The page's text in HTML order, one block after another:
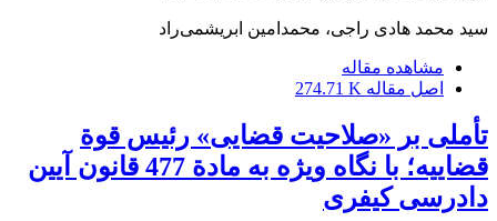
سید محمد هادی راجی، محمدامین ابریشمی‌راد
مشاهده مقاله
اصل مقاله 274.71 K
تأملی بر «صلاحیت قضایی» رئیس قوة
قضاییه؛ با نگاه ویژه به مادة 477 قانون آیین
دادرسی کیفری